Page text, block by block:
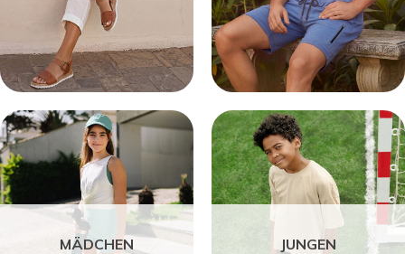
MÄDCHEN JUNGEN